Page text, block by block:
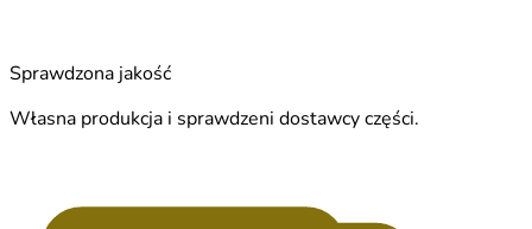
Sprawdzona jakość
Własna produkcja i sprawdzeni dostawcy części.